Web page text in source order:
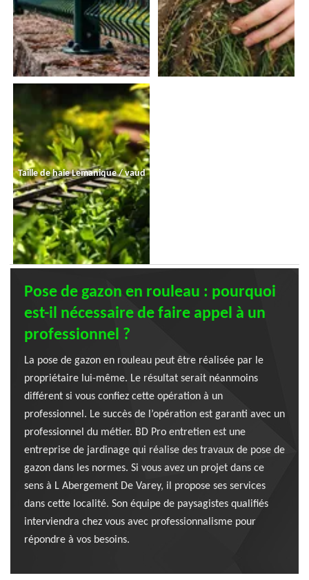
Taille de haie Lemanique / vaud
Pose de gazon en rouleau : pourquoi
est-il nécessaire de faire appel à un
professionnel ?
La pose de gazon en rouleau peut être réalisée par le
propriétaire lui-même. Le résultat serait néanmoins
différent si vous confiez cette opération à un
professionnel. Le succès de l’opération est garanti avec un
professionnel du métier. BD Pro entretien est une
entreprise de jardinage qui réalise des travaux de pose de
gazon dans les normes. Si vous avez un projet dans ce
sens à L Abergement De Varey, il propose ses services
dans cette localité. Son équipe de paysagistes qualifiés
interviendra chez vous avec professionnalisme pour
répondre à vos besoins.